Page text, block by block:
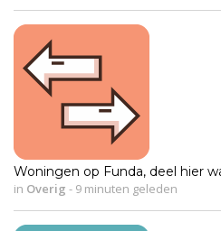
Woningen op Funda, deel hier
in Overig - 9 minuten geleden